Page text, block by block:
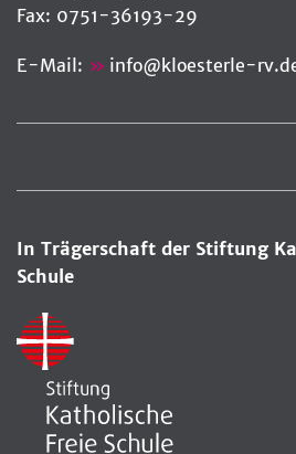
Fax: 0751-36193-29
E-Mail: info@kloesterle-
In Trägerschaft der Stiftung
Schule